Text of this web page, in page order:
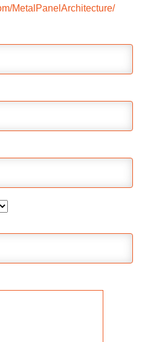
MetalPanelArchitecture/